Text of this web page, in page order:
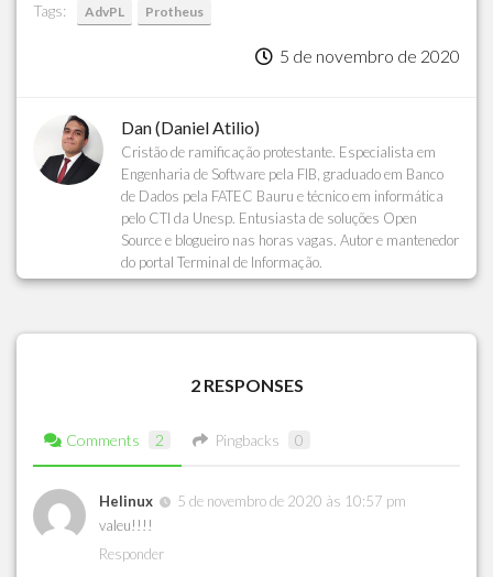
Tags: AdvPL Protheus
5 de novembro de 2020
Dan (Daniel Atilio)
Cristão de ramificação protestante. Especialista em
Engenharia de Software pela FIB, graduado em Banco
de Dados pela FATEC Bauru e técnico em informática
pelo CTI da Unesp. Entusiasta de soluções Open
Source e blogueiro nas horas vagas. Autor e mantenedor
do portal Terminal de Informação.
2 RESPONSES
Comments 2 Pingbacks 0
Helinux
5 de novembro de 2020 às 10:57 pm
valeu!!!!
Responder